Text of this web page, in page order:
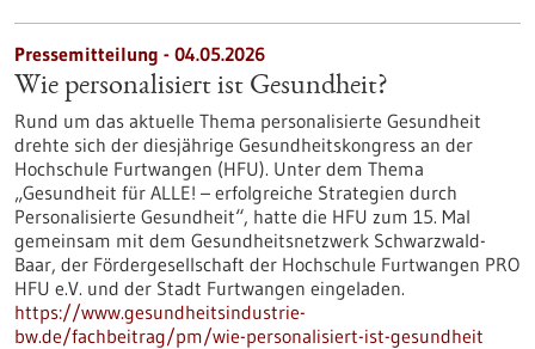
Pressemitteilung - 04.05.2026
Wie personalisiert ist Gesundheit?
Rund um das aktuelle Thema personalisierte Gesundheit
drehte sich der diesjährige Gesundheitskongress an der
Hochschule Furtwangen (HFU). Unter dem Thema
„Gesundheit für ALLE! – erfolgreiche Strategien durch
Personalisierte Gesundheit“, hatte die HFU zum 15. Mal
gemeinsam mit dem Gesundheitsnetzwerk Schwarzwald-
Baar, der Fördergesellschaft der Hochschule Furtwangen PRO
HFU e.V. und der Stadt Furtwangen eingeladen.
https://www.gesundheitsindustrie-
bw.de/fachbeitrag/pm/wie-personalisiert-ist-gesundheit